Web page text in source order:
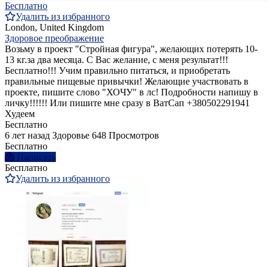
Бесплатно
Удалить из избранного
London, United Kingdom
Здоровое преображение
Возьму в проект "Стройная фигура", желающих потерять 10-
13 кг.за два месяца. С Вас желание, с меня результат!!!
Бесплатно!!! Учим правильно питаться, и приобретать
правильные пищевые привычки! Желающие участвовать в
проекте, пишите слово "ХОЧУ" в лс! Подробности напишу в
личку!!!!!! Или пишите мне сразу в ВатСап +380502291941
Худеем
Бесплатно
6 лет назад Здоровье 648 Просмотров
Бесплатно
Написать
Бесплатно
Удалить из избранного